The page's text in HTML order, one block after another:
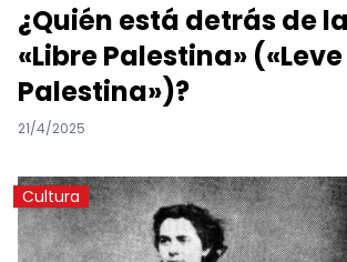
¿Quién está detrás de
«Libre Palestina» («Leve
Palestina»)?
21/4/2025
Cultura